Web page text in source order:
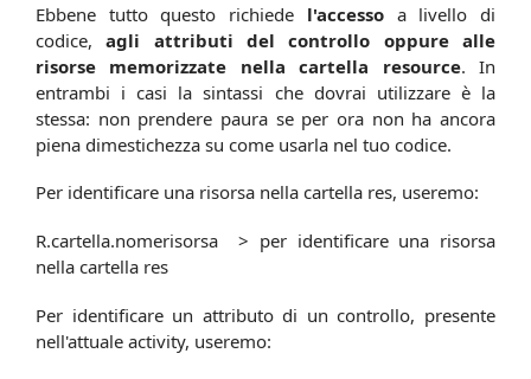
Ebbene tutto questo richiede l'accesso a livello di
codice,agli attributi del controllo oppure alle
risorse memorizzate nella cartella resource. In
entrambi i casi la sintassi che dovrai utilizzare è la
stessa: non prendere paura se per ora non ha ancora
piena dimestichezza su come usarla nel tuo codice.
Per identificare una risorsa nella cartella res, useremo:
R.cartella.nomerisorsa > per identificare una risorsa
nella cartella res
Per identificare un attributo di un controllo, presente
nell'attuale activity, useremo: